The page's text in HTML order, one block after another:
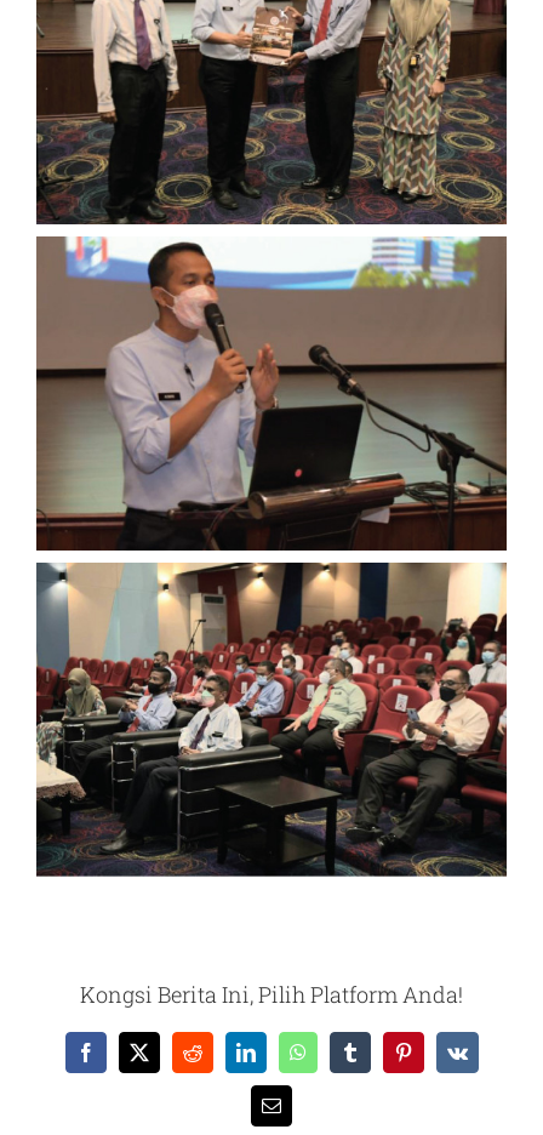
Kongsi Berita Ini, Pilih Platform Anda!
Facebook
X RedditLinkedInWhatsAppTumblrPinterest
Vk
Email